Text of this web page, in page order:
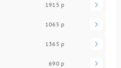
1915 р
1065 р
1365 р
690 р